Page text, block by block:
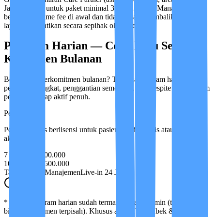
Jabodetabek) untuk paket minimal 3 bulan. Biaya Manajemen
bersifat one-time fee di awal dan tidak dapat dikembalikan apabila
layanan dihentikan secara sepihak oleh klien.
Program Harian — Coba Dulu Sebelum
Komitmen Bulanan
Belum siap berkomitmen bulanan? Tersedia program harian untuk
perawatan singkat, penggantian sementara, atau respite care. Sistem
perawatan tetap aktif penuh.
Perawat STR
Perawat klinis berlisensi untuk pasien kondisi kritis atau alat medis
aktif.
7 Hari
Rp 6.000.000
10 Hari
Rp 8.500.000
Tanpa Biaya ManajemenLive-in 24 Jam
* Harga program harian sudah termasuk biaya admin (tidak ada
biaya manajemen terpisah). Khusus area Jabodetabek & Bandung.